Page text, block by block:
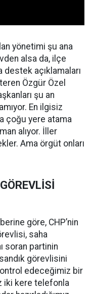
yönetimi şu ana
alsa da, ilçe
açıklamaları
Özgür Özel
şu an
En ilgisiz
çoğu yere atama
alıyor. İller
Ama örgüt onları
göre, CHP’nin
saha
soran partinin
görevlisini
edeceğimiz bir
iki kere telefonla